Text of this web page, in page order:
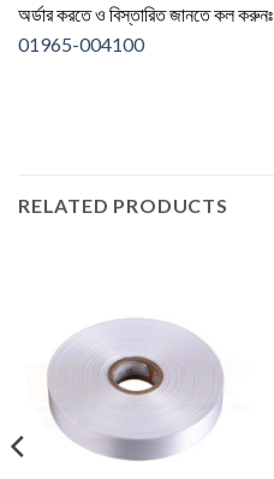
অর্ডার করতে ও বিস্তারিত জানতে কল করুনঃ
01965-004100
RELATED PRODUCTS